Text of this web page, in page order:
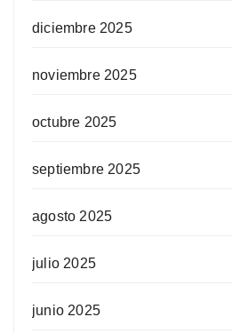
diciembre 2025
noviembre 2025
octubre 2025
septiembre 2025
agosto 2025
julio 2025
junio 2025